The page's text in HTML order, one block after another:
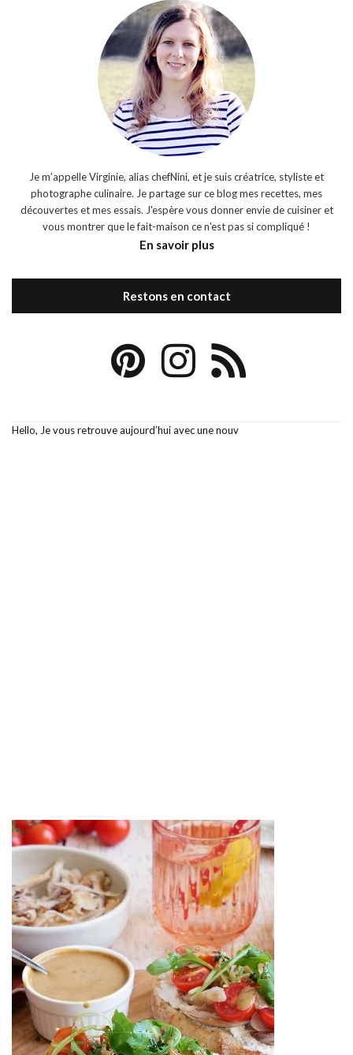
Je m’appelle Virginie, alias chefNini, et je suis créatrice, styliste et
photographe culinaire. Je partage sur ce blog mes recettes, mes
découvertes et mes essais. J'espère vous donner envie de cuisiner et
vous montrer que le fait-maison ce n'est pas si compliqué !
En savoir plus
Restons en contact
Hello, Je vous retrouve aujourd’hui avec une nouv